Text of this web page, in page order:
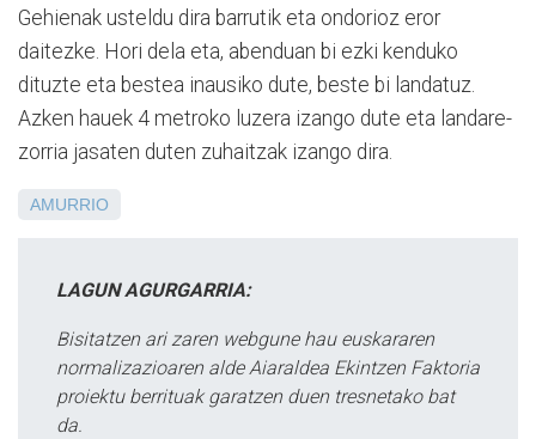
Gehienak usteldu dira barrutik eta ondorioz eror
daitezke. Hori dela eta, abenduan bi ezki kenduko
dituzte eta bestea inausiko dute, beste bi landatuz.
Azken hauek 4 metroko luzera izango dute eta landare-
zorria jasaten duten zuhaitzak izango dira.
AMURRIO
LAGUN AGURGARRIA:
Bisitatzen ari zaren webgune hau euskararen
normalizazioaren alde Aiaraldea Ekintzen Faktoria
proiektu berrituak garatzen duen tresnetako bat
da.